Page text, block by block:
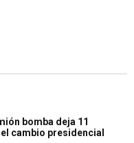
bomba deja 11
cambio presidencial